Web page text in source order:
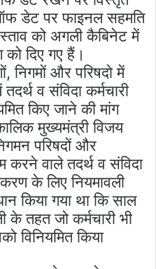
डेट पर फाइनल सहमति
को अगली कैबिनेट में
को दिए गए हैं।
निगमों और परिषदो में
व संविदा कर्मचारी
किए जाने की मांग
मुख्यमंत्री विजय
परिषदों और
करने वाले तदर्थ व संविदा
के लिए नियमावली
किया गया था कि साल
के तहत जो कर्मचारी भी
विनियमित किया